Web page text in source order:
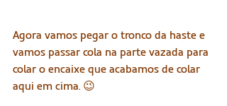
Agora vamos pegar o tronco da haste e
vamos passar cola na parte vazada para
colar o encaixe que acabamos de colar
aqui em cima. 😉